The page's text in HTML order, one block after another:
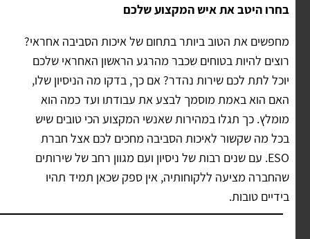
בחרו היטב את איש המקצוע שלכם
מחפשים את הטוב ביותר בתחום של איכות הסביבה אחראי?
רוצים להיות בטוחים שכבר מהרגע הראשון האחראי שלכם
יוכל לתת לכם שירות נהדר? אם כך, בדקו מה הניסיון שלו,
האם הוא באמת מוסמך לבצע את עבודתו ועד כמה הוא
מומלץ. כך תגלו במהירות שאנשי המקצוע הכי טובים שיש
בכל מה שקשור לאיכות הסביבה מחכים לכם אצל חברת
ESO. עם שנים רבות של ניסיון ועם מגוון רחב של שירותים
שהחברה מציעה ללקוחותיה, אין ספק שכאן תמיד תהיו
בידיים טובות.